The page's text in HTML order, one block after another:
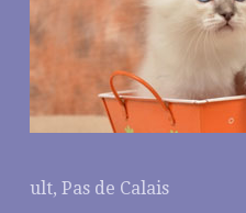
ult, Pas de Calais